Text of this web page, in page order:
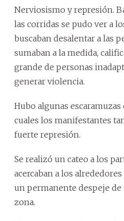
Nerviosismo y represión.
las corridas se pudo ver a
buscaban desalentar a las
sumaban a la medida,
grande de personas
generar violencia.
Hubo algunas
cuales los manifestantes
fuerte represión.
Se realizó un cateo a los
acercaban a los
un permanente despeje
zona.